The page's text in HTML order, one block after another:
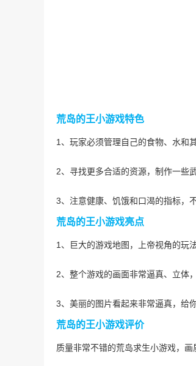
荒岛的王小游戏特色
1、玩家必须管理自己的食物、水和
2、寻找更多合适的资源，制作一些
3、注意健康、饥饿和口渴的指标，
荒岛的王小游戏亮点
1、巨大的游戏地图，上帝视角的玩
2、整个游戏的画面非常逼真、立体
3、美丽的图片看起来非常逼真，给
荒岛的王小游戏评价
质量非常不错的荒岛求生小游戏，画